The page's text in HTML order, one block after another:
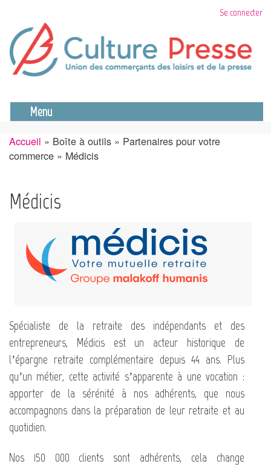
contenu
principal
Se connecter
Se déconnecter
Menu
Fil
Accueil Boîte à outils
Partenaires pour votre
commerce
Médicis
Médicis
Spécialiste de la retraite des indépendants et des
entrepreneurs, Médicis est un acteur historique de
l’épargne retraite complémentaire depuis 44 ans. Plus
qu’un métier, cette activité s’apparente à une vocation :
apporter de la sérénité à nos adhérents, que nous
accompagnons dans la préparation de leur retraite et au
quotidien.
Nos 150 000 clients sont adhérents, cela change